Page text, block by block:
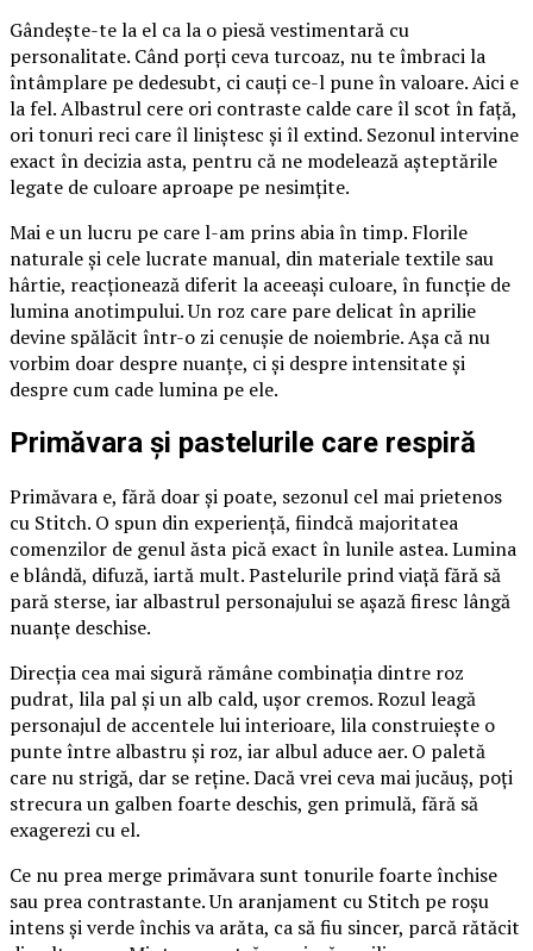
Gândește-te la el ca la o piesă vestimentară cu
personalitate. Când porți ceva turcoaz, nu te îmbraci la
întâmplare pe dedesubt, ci cauți ce-l pune în valoare. Aici e
la fel. Albastrul cere ori contraste calde care îl scot în față,
ori tonuri reci care îl liniștesc și îl extind. Sezonul intervine
exact în decizia asta, pentru că ne modelează așteptările
legate de culoare aproape pe nesimțite.
Mai e un lucru pe care l-am prins abia în timp. Florile
naturale și cele lucrate manual, din materiale textile sau
hârtie, reacționează diferit la aceeași culoare, în funcție de
lumina anotimpului. Un roz care pare delicat în aprilie
devine spălăcit într-o zi cenușie de noiembrie. Așa că nu
vorbim doar despre nuanțe, ci și despre intensitate și
despre cum cade lumina pe ele.
Primăvara și pastelurile care respiră
Primăvara e, fără doar și poate, sezonul cel mai prietenos
cu Stitch. O spun din experiență, fiindcă majoritatea
comenzilor de genul ăsta pică exact în lunile astea. Lumina
e blândă, difuză, iartă mult. Pastelurile prind viață fără să
pară sterse, iar albastrul personajului se așază firesc lângă
nuanțe deschise.
Direcția cea mai sigură rămâne combinația dintre roz
pudrat, lila pal și un alb cald, ușor cremos. Rozul leagă
personajul de accentele lui interioare, lila construiește o
punte între albastru și roz, iar albul aduce aer. O paletă
care nu strigă, dar se reține. Dacă vrei ceva mai jucăuș, poți
strecura un galben foarte deschis, gen primulă, fără să
exagerezi cu el.
Ce nu prea merge primăvara sunt tonurile foarte închise
sau prea contrastante. Un aranjament cu Stitch pe roșu
intens și verde închis va arăta, ca să fiu sincer, parcă rătăcit